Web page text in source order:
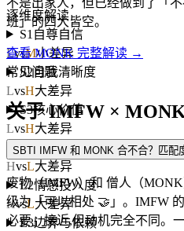
逐维度解读
S1 自尊自信
LvsM小差异
S2自我清晰度
LvsH大差异
S3核心价值
LvsH大差异
E1依恋安全感
HvsL大差异
E2情感投入度
HvsL大差异
E3边界与依赖
不是出家人，但已经做到了「
班」的四大皆空。
查看 MONK 完整解读 →
常见问题
关于 IMFW ×
SBTI IMFW 和 MONK 合不合？匹配
废物（IMFW）和 僧人（
级为「可以相处 🤝」。IMFW
必要」接近,但动机完全不同。